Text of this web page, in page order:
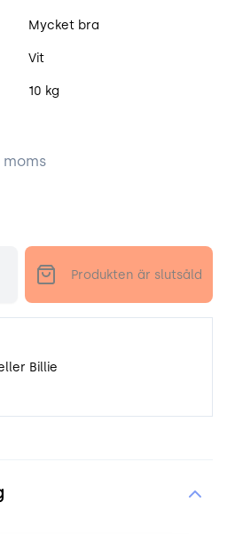
Mycket bra
Vit
10 kg
moms
Produkten är slutsåld
Billie